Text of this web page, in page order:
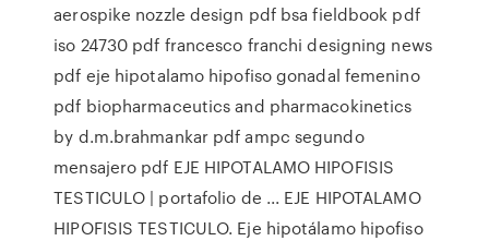
aerospike nozzle design pdf bsa fieldbook pdf
iso 24730 pdf francesco franchi designing news
pdf eje hipotalamo hipofiso gonadal femenino
pdf biopharmaceutics and pharmacokinetics
by d.m.brahmankar pdf ampc segundo
mensajero pdf EJE HIPOTALAMO HIPOFISIS
TESTICULO | portafolio de ... EJE HIPOTALAMO
HIPOFISIS TESTICULO. Eje hipotálamo hipofiso